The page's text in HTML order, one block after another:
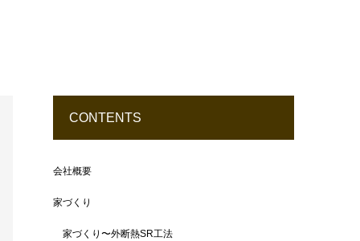
CONTENTS
会社概要
家づくり
家づくり〜外断熱SR工法